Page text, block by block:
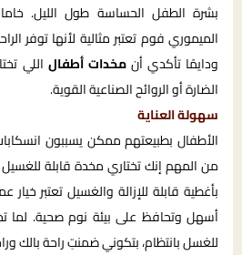
بشرة الطفل الحساسة طول الليل.
الميموري فوم تعتبر مثالية لأنها توفر
ودايمًا تأكدي أنمخدات أطفال اللي
الضارة أو الروائح الصناعية القوية.
سهولة العناية
الأطفال بطبيعتهم ممكن يسببون
من المهم إنك تختاري مخدة قابلة
بأغطية قابلة للإزالة والغسيل تعتبر خيار
أسهل وتحافظ على بيئة نوم صحية. لما
للغسل بانتظام، بتكوني ضمنتِ راحة